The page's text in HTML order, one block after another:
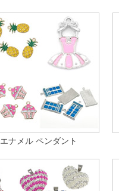
エナメル ペンダント